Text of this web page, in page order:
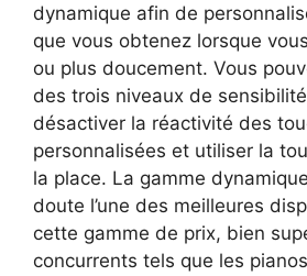
dynamique afin de
que vous obtenez lorsque
ou plus doucement. Vous
des trois niveaux de
désactiver la réactivité des
personnalisées et utiliser la
la place. La gamme
doute l’une des meilleures
cette gamme de prix, bien
concurrents tels que les